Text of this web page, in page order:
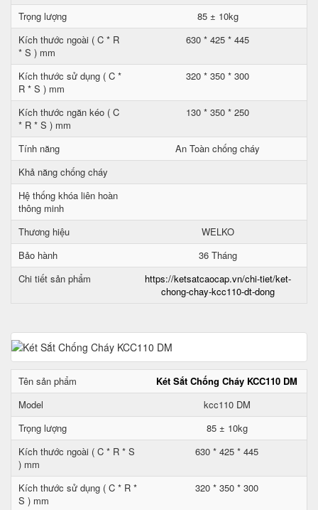
Trọng lượng
85 ± 10kg
Kích thước ngoài ( C * R
* S ) mm
630 * 425 * 445
Kích thước sử dụng ( C *
R * S ) mm
320 * 350 * 300
Kích thước ngăn kéo ( C
* R * S ) mm
130 * 350 * 250
Tính năng
An Toàn chống cháy
Khả năng chống cháy
Hệ thống khóa liên hoàn
thông minh
Thương hiệu
WELKO
Bảo hành
36 Tháng
Chi tiết sản phẩm
https://ketsatcaocap.vn/chi-tiet/ket-
chong-chay-kcc110-dt-dong
Tên sản phẩm
Két Sắt Chống Cháy KCC110 DM
Model
kcc110 DM
Trọng lượng
85 ± 10kg
Kích thước ngoài ( C * R * S
) mm
630 * 425 * 445
Kích thước sử dụng ( C * R *
S ) mm
320 * 350 * 300